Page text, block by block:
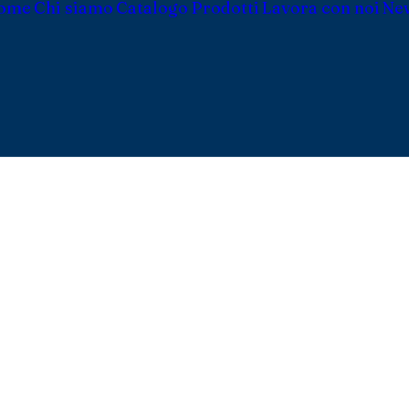
Chi siamo Catalogo ProdottiLavora con noi